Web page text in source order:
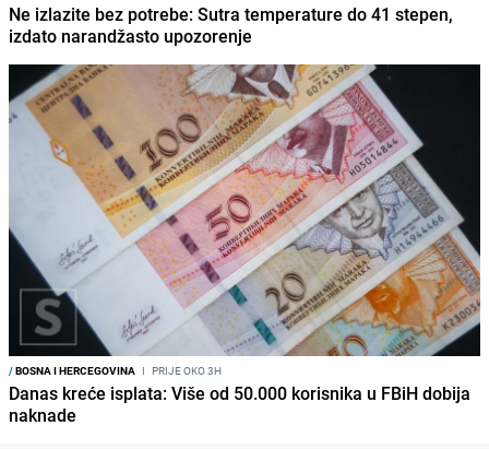
Ne izlazite bez potrebe: Sutra temperature do 41 stepen,
izdato narandžasto upozorenje
/BOSNA I HERCEGOVINA I PRIJE OKO 3H
Danas kreće isplata: Više od 50.000 korisnika u FBiH dobija
naknade